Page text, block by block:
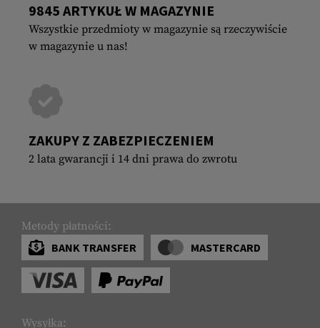
9845 ARTYKUŁ W MAGAZYNIE
Wszystkie przedmioty w magazynie są rzeczywiście
w magazynie u nas!
ZAKUPY Z ZABEZPIECZENIEM
2 lata gwarancji i 14 dni prawa do zwrotu
Metody płatności:
BANK TRANSFER
MASTERCARD
Wysyłka: